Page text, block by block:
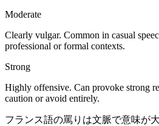
Moderate
Clearly vulgar. Common in casual
professional or formal contexts.
Strong
Highly offensive. Can provoke strong
caution or avoid entirely.
フランス語の罵りは文脈で意味が